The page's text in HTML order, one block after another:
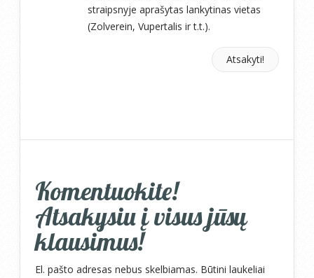
straipsnyje aprašytas lankytinas vietas
(Zolverein, Vupertalis ir t.t.).
Atsakyti!
Komentuokite!
Atsakysiu į visus jūsų
klausimus!
El. pašto adresas nebus skelbiamas. Būtini laukeliai